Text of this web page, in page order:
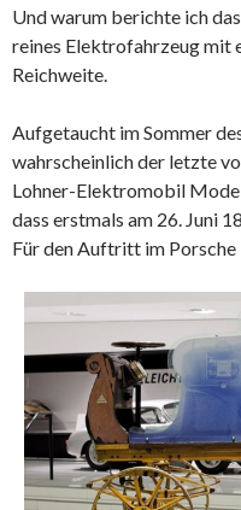
Und warum berichte ich
reines Elektrofahrzeug mit
Reichweite.
Aufgetaucht im Sommer
wahrscheinlich der letzte
Lohner-Elektromobil
dass erstmals am 26. Juni
Für den Auftritt im Porsche